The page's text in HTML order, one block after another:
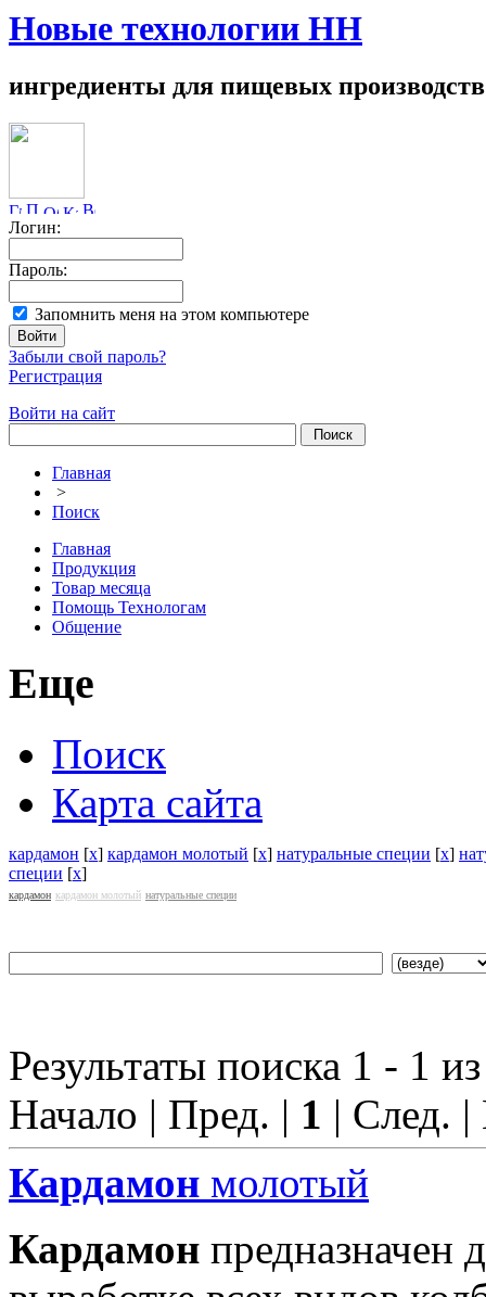
Новые технологии НН
ингредиенты для пищевых производств
Логин:
Пароль:
Запомнить меня на этом компьютере
Забыли свой пароль?
Регистрация
Войти на сайт
Главная
>
Поиск
Главная
Продукция
Товар месяца
Помощь Технологам
Общение
Еще
Поиск
Карта сайта
кардамон [x] кардамон молотый [x] натуральные специи [x]
специи [x]
кардамон кардамон молотый натуральные специи
Результаты поиска 1 - 1
Начало | Пред. | 1 | След.
Кардамон молотый
Кардамон предназначен